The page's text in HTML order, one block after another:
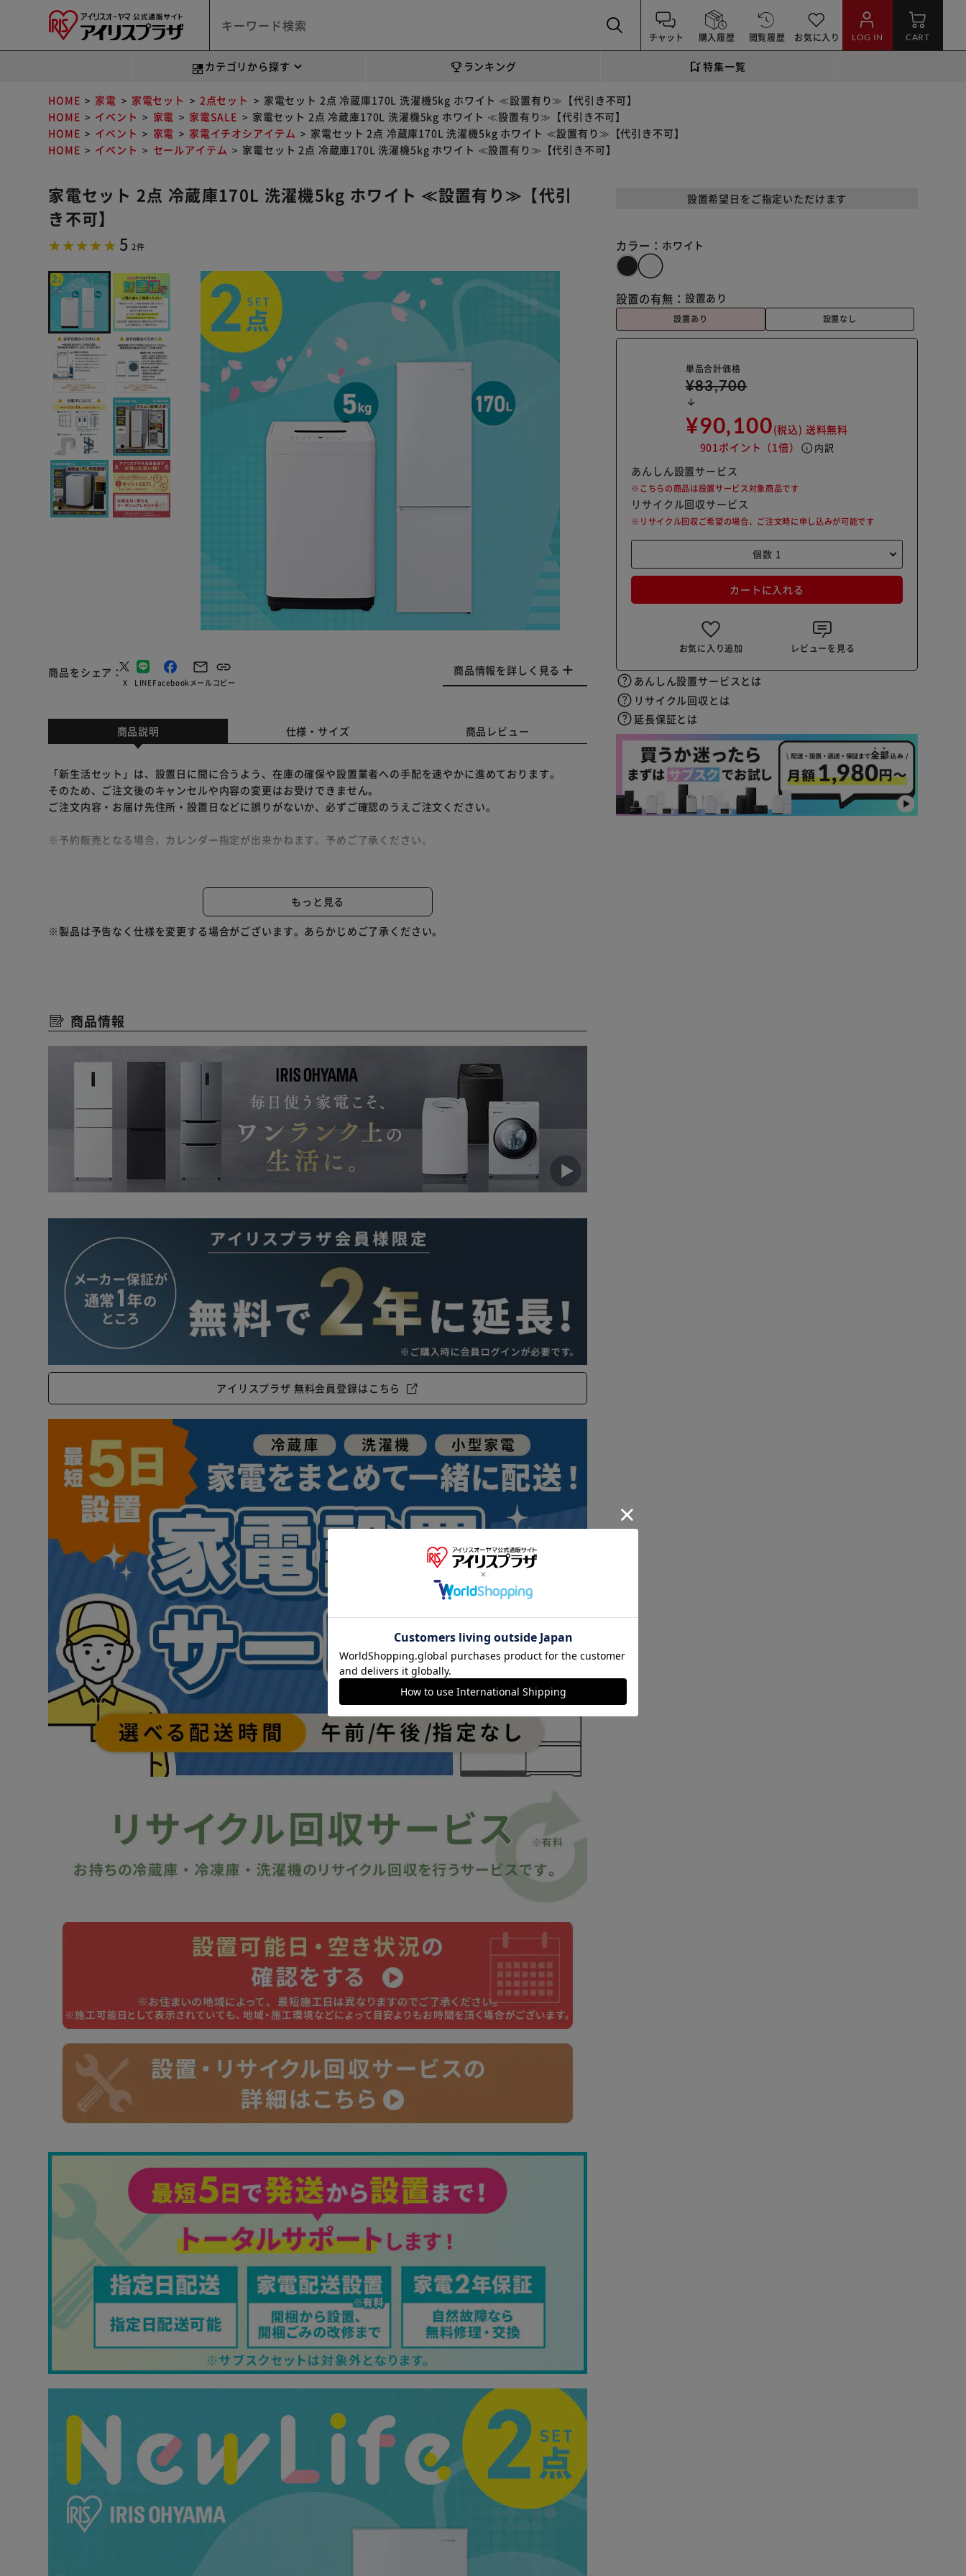
チャット 購入履歴 閲覧履歴 お気に入り LOG IN CART
カテゴリから探す ランキング 特集一覧
HOME 家電 家電セット 2点セット
家電セット 2点 冷蔵庫170L 洗濯機5kg ホワイト ≪設置有り≫【代引き不可】
HOME
イベント 家電 家電SALE
家電セット 2点 冷蔵庫170L 洗濯機5kg ホワイト ≪設置有り≫【代引き不可】
HOME
イベント 家電 家電イチオシアイテム
家電セット 2点 冷蔵庫170L 洗濯機5kg ホワイト ≪設置有り≫【代引き不可】
HOME
イベント セールアイテム 家電セット 2点 冷蔵庫170L 洗濯機5kg ホワイト ≪設置有り≫【代引き不可】
家電セット 2点 冷蔵庫170L 洗濯機5kg ホワイト ≪設置有り≫【代引
き不可】
5 2件
商品をシェア
X LINEFacebookメールコピー
商品情報を詳しく見る
設置希望日をご指定いただけます
カラー： ホワイト
設置の有無： 設置あり
設置あり 設置なし
単品合計価格
¥83,700
arrow_downward
¥90,100(税込) 送料無料
901ポイント （1倍） info 内訳
あんしん設置サービス
※こちらの商品は設置サービス対象商品です
リサイクル回収サービス
※リサイクル回収ご希望の場合、ご注文時に申し込みが可能です
カートに入れる
お気に入り追加 レビューを見る
あんしん設置サービスとは
リサイクル回収とは
延長保証とは
商品説明
仕様・サイズ 商品レビュー
「新生活セット」は、設置日に間に合うよう、在庫の確保や設置業者への手配を速やかに進めております。
そのため、ご注文後のキャンセルや内容の変更はお受けできません。
ご注文内容・お届け先住所・設置日などに誤りがないか、必ずご確認のうえご注文ください。
※予約販売となる場合、カレンダー指定が出来かねます。予めご了承ください。
※在庫状況により、分割でのお届けになる場合がございます。
いませ。
【日付指定につきまして】
ご了承の上ご注文下さいますようお願い致します。
【沖縄県、北海道の道東・道北、淡路島、その他離島地域について】
※日付指定と設置サービスは対象外となります。ご購入をご希望の場合は、”日付指定なし・設置なし”をご選択
もっと見る
※製品は予告なく仕様を変更する場合がございます。あらかじめご了承ください。
商品情報
アイリスプラザ 無料会員登録はこちら
※ご確認ください